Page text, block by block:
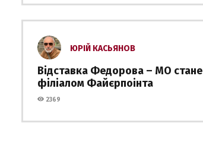
ЮРІЙ КАСЬЯНОВ
Відставка Федорова – МО стане
філіалом Файєрпоінта
2369